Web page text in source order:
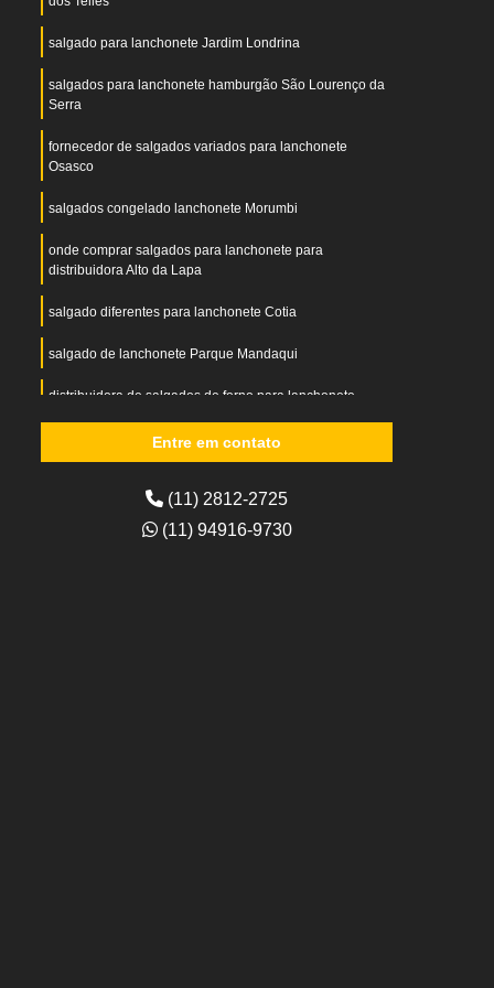
salgado para lanchonete Jardim Londrina
salgados para lanchonete hamburgão São Lourenço da
Serra
fornecedor de salgados variados para lanchonete
Osasco
salgados congelado lanchonete Morumbi
onde comprar salgados para lanchonete para
distribuidora Alto da Lapa
salgado diferentes para lanchonete Cotia
salgado de lanchonete Parque Mandaqui
distribuidora de salgados de forno para lanchonete
Entre em contato
(11) 2812-2725
(11) 94916-9730